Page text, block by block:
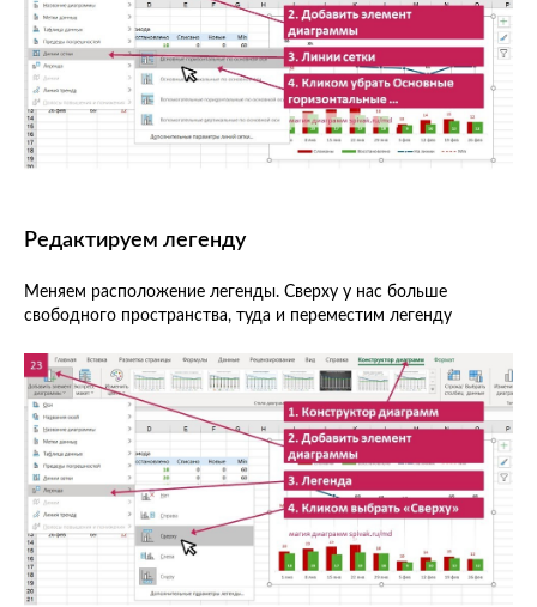
Редактируем легенду
Меняем расположение легенды. Сверху у нас больше
свободного пространства, туда и переместим легенду